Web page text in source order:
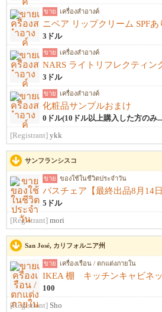
ขาย เครื่องสำอางค์
ニベア リップクリーム SPFあ
3ドル
ขาย เครื่องสำอางค์
3ドル
ขาย เครื่องสำอางค์
化粧品サンプルおまけ
0ドル(10ドル以上購入した方のみ...
[Registrant] ykk
サンフランシスコ
ขาย ของใช้ในชีวิตประจำวัน
バスチェア【最終出品8月14
5ドル
[Registrant] mori
San José, カリフォルニア州
ขาย เครื่องเรือน / ตกแต่งภายใน
IKEA 棚 キッチンキャビネ
100
[Registrant] Sho